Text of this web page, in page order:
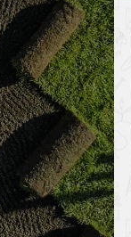
Entreprise de
jardinage 45